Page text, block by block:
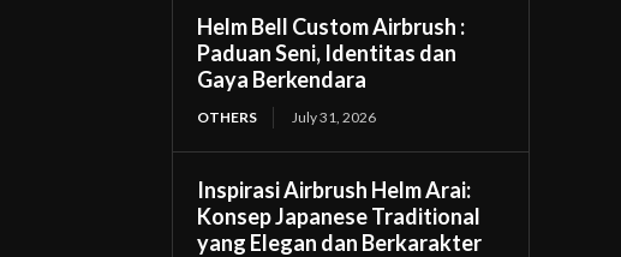
Helm Bell Custom Airbrush :
Paduan Seni, Identitas dan
Gaya Berkendara
OTHERS July 31, 2026
Inspirasi Airbrush Helm Arai:
Konsep Japanese Traditional
yang Elegan dan Berkarakter